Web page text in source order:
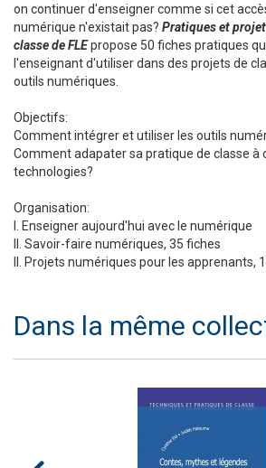
on continuer d'enseigner comme si cet
numérique n'existait pas? Pratiques et
classe de FLEpropose 50 fiches pratiques
l'enseignant d'utiliser dans des projets de
outils numériques.
Objectifs:
Comment intégrer et utiliser les outils
Comment adapater sa pratique de classe à
technologies?
Organisation:
I. Enseigner aujourd'hui avec le numérique
II. Savoir-faire numériques, 35 fiches
II. Projets numériques pour les apprenants,
Dans la même